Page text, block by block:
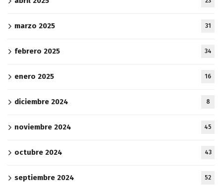
marzo 2025 31
febrero 2025 34
enero 2025 16
diciembre 2024 8
noviembre 2024 45
octubre 2024 43
septiembre 2024 52